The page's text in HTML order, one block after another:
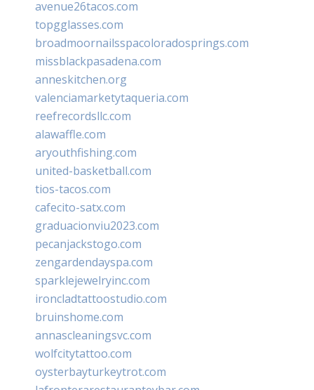
avenue26tacos.com
topgglasses.com
broadmoornailsspacoloradosprings.com
missblackpasadena.com
anneskitchen.org
valenciamarketytaqueria.com
reefrecordsllc.com
alawaffle.com
aryouthfishing.com
united-basketball.com
tios-tacos.com
cafecito-satx.com
graduacionviu2023.com
pecanjackstogo.com
zengardendayspa.com
sparklejewelryinc.com
ironcladtattoostudio.com
bruinshome.com
annascleaningsvc.com
wolfcitytattoo.com
oysterbayturkeytrot.com